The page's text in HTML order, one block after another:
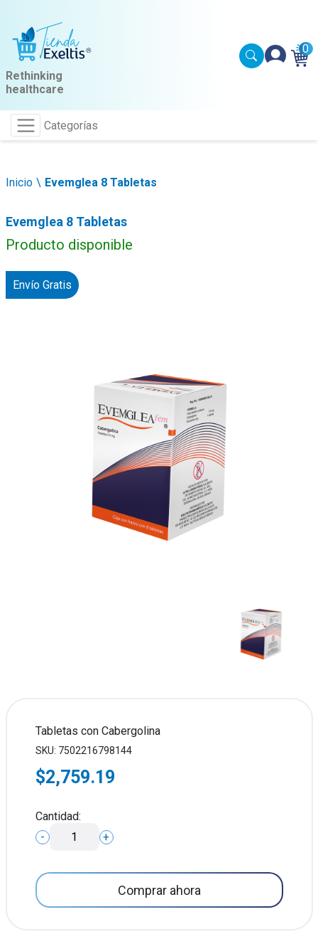
Rethinking
healthcare
0
Categorías
Inicio Evemglea 8 Tabletas
Evemglea 8 Tabletas
Producto disponible
Envío Gratis
Tabletas con Cabergolina
SKU: 7502216798144
$2,759.19
Cantidad:
-
+
Comprar ahora